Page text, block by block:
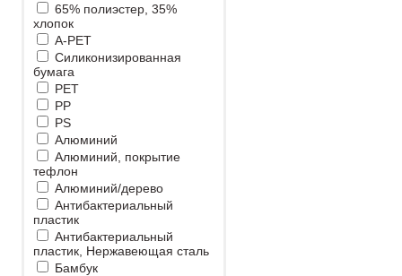
65% полиэстер, 35%
хлопок
A-PET
Cиликонизированная
бумага
PET
PP
PS
Алюминий
Алюминий, покрытие
тефлон
Алюминий/дерево
Антибактериальный
пластик
Антибактериальный
пластик, Нержавеющая сталь
Бамбук